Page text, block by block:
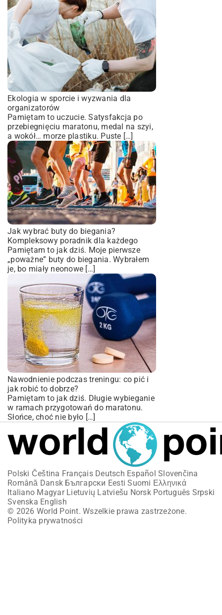
Ekologia w sporcie i wyzwania dla
organizatorów
Pamiętam to uczucie. Satysfakcja po
przebiegnięciu maratonu, medal na szyi,
a wokół… morze plastiku. Puste […]
Jak wybrać buty do biegania?
Kompleksowy poradnik dla każdego
Pamiętam to jak dziś. Moje pierwsze
„poważne” buty do biegania. Wybrałem
je, bo miały neonowe […]
Nawodnienie podczas treningu: co pić i
jak robić to dobrze?
Pamiętam to jak dziś. Długie wybieganie
w ramach przygotowań do maratonu.
Słońce, choć nie było […]
Polski Čeština Français Deutsch Español Slovenčina
Română Dansk Български Eesti Suomi Ελληνικά
Italiano Magyar Lietuvių Latviešu Norsk Português Srpski
Svenska English
© 2026 World Point. Wszelkie prawa zastrzeżone.
Polityka prywatności